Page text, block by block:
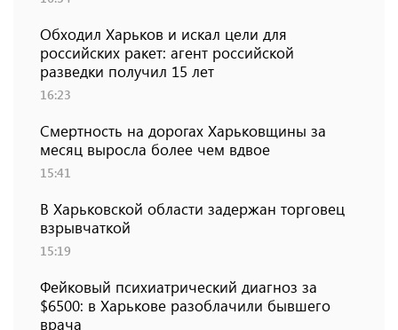
Обходил Харьков и искал цели для
российских ракет: агент российской
разведки получил 15 лет
16:23
Смертность на дорогах Харьковщины за
месяц выросла более чем вдвое
15:41
В Харьковской области задержан торговец
взрывчаткой
15:19
Фейковый психиатрический диагноз за
$6500: в Харькове разоблачили бывшего
врача